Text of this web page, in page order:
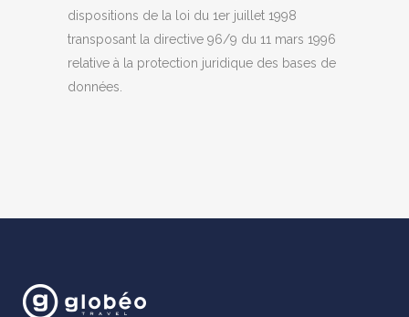
dispositions de la loi du 1er juillet 1998
transposant la directive 96/9 du 11 mars 1996
relative à la protection juridique des bases de
données.